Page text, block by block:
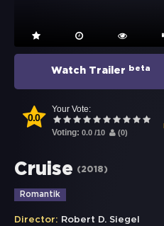
Watch Trailer beta
0.0
Your Vote:
Voting: 0.0 /10 (0)
Cruise (2018)
Romantik
Director: Robert D. Siegel